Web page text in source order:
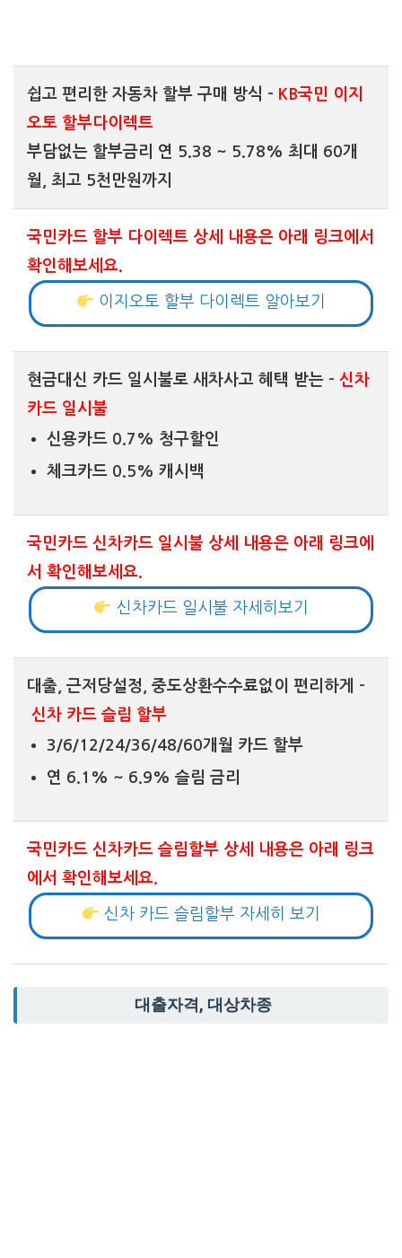
쉽고 편리한 자동차 할부 구매 방식 – KB국민 이지
오토 할부다이렉트
부담없는 할부금리 연 5.38 ~ 5.78% 최대 60개
월, 최고 5천만원까지
국민카드 할부 다이렉트 상세 내용은 아래 링크에서
확인해보세요.
이지오토 할부 다이렉트 알아보기
현금대신 카드 일시불로 새차사고 혜택 받는 – 신차
카드 일시불
신용카드 0.7% 청구할인
체크카드 0.5% 캐시백
국민카드 신차카드 일시불 상세 내용은 아래 링크에
서 확인해보세요.
신차카드 일시불 자세히보기
대출, 근저당설정, 중도상환수수료없이 편리하게 –
신차 카드 슬림 할부
3/6/12/24/36/48/60개월 카드 할부
연 6.1% ~ 6.9% 슬림 금리
국민카드 신차카드 슬림할부 상세 내용은 아래 링크
에서 확인해보세요.
신차 카드 슬림할부 자세히 보기
대출자격, 대상차종